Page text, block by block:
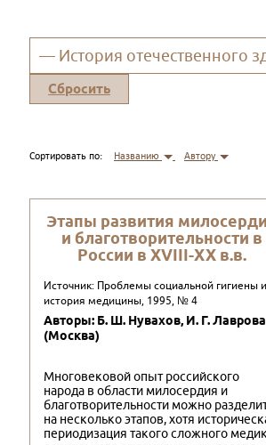
— История отечественного
Сбросить
Сортировать по: Названию Автору
Этапы развития
и благотворительности в
России в ХVIII-ХХ в.в.
Источник: Проблемы социальной гигиены и
история медицины, 1995, № 4
Авторы: Б. Ш. Нувахов, И. Г. Лаврова
(Москва)
Многовековой опыт российского
народа в области милосердия и
благотворительности можно
на несколько этапов, хотя
периодизация такого сложного